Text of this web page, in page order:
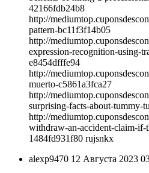
42166fdb24b8
http://
pattern-bc11f3f14b05
http://
expression-recognition-using-
e8454dfffe94
http://
muerto-c5861a3fca27
http://
surprising-facts-about-tummy-
http://
withdraw-an-accident-claim-
1484fd931f80 rujsnkx
alexp9470 12 Августа 2023